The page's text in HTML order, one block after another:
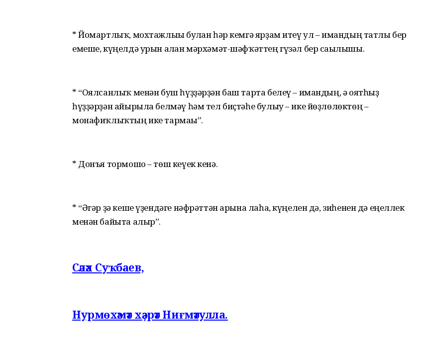
* Йомартлыҡ, мохтажлығы булған һәр кемгә ярҙам итеү ул – имандың татлы бер
емеше, күңелдә урын алған мәрхәмәт-шәфҡәттең гүзәл бер сағылышы.
* “Оялсанлыҡ менән буш һүҙҙәрҙән баш тарта белеү – имандың, ә оятһыҙ
һүҙҙәрҙән айырыла белмәү һәм тел биҫтәһе булыу – ике йөҙлөлөктөң –
монафиҡлыҡтың ике тармағы”.
* Донъя тормошо – төш кеүек кенә.
* “Әгәр ҙә кеше үҙендәге нәфрәттән арына лаһа, күңелен дә, зиһенен дә еңеллек
менән байыта алыр”.
Сәләх Суҡбаев,
Нурмөхәмәт хәҙрәт Ниғмәтулла.